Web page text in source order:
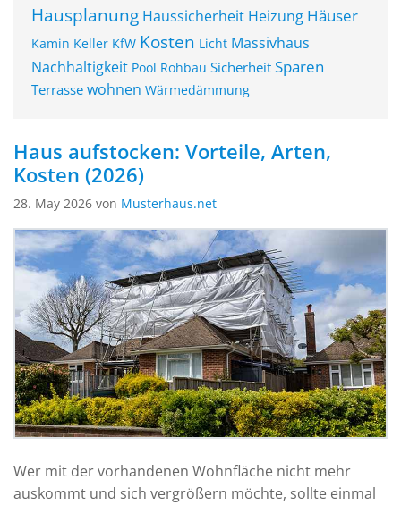
Haus aufstocken: Vorteile, Arten,
Kosten (2026)
28. May 2026 von Musterhaus.net
Wer mit der vorhandenen Wohnfläche nicht mehr
auskommt und sich vergrößern möchte, sollte einmal
Hausplanung Haussicherheit Heizung Häuser
Kamin Keller KfW Kosten Licht Massivhaus
Nachhaltigkeit Pool Rohbau Sicherheit Sparen
Terrasse wohnen Wärmedämmung